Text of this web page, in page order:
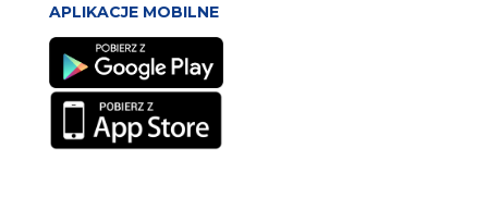
APLIKACJE MOBILNE